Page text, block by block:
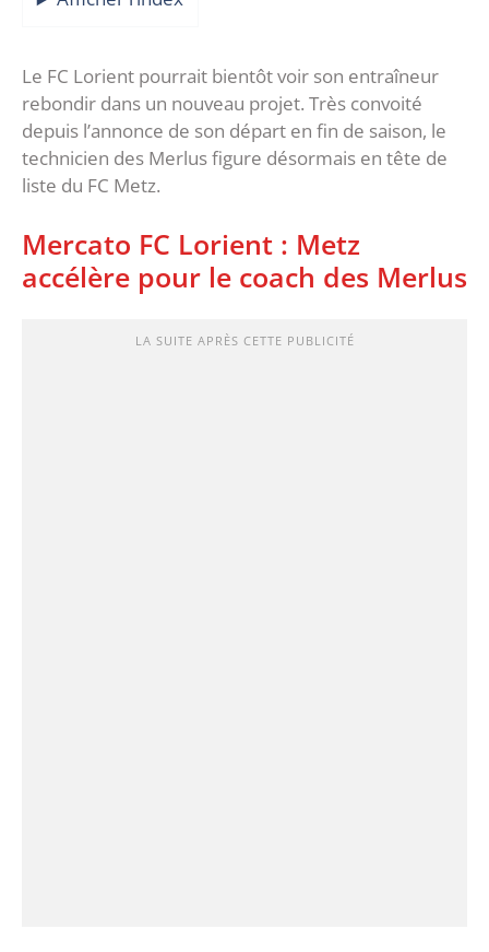
Le FC Lorient pourrait bientôt voir son entraîneur
rebondir dans un nouveau projet. Très convoité
depuis l’annonce de son départ en fin de saison, le
technicien des Merlus figure désormais en tête de
liste du FC Metz.
Mercato FC Lorient : Metz
accélère pour le coach des Merlus
LA SUITE APRÈS CETTE PUBLICITÉ